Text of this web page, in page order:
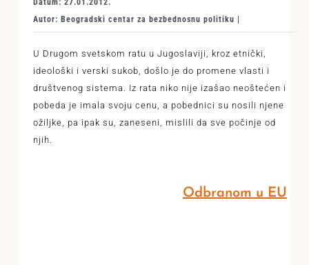
Datum: 27.01.2012.
Autor: Beogradski centar za bezbednosnu politiku |
U Drugom svetskom ratu u Jugoslaviji, kroz etnički,
ideološki i verski sukob, došlo je do promene vlasti i
društvenog sistema. Iz rata niko nije izašao neoštećen i
pobeda je imala svoju cenu, a pobednici su nosili njene
ožiljke, pa ipak su, zaneseni, mislili da sve počinje od
njih.
Odbranom u EU